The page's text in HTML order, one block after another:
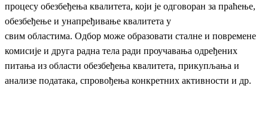
процесу обезбеђења квалитета, који је одговоран за праћење,
обезбеђење и унапређивање квалитета у
свим областима. Одбор може образовати сталне и повремене
комисије и друга радна тела ради проучавања одређених
питања из области обезбеђења квалитета, прикупљања и
анализе података, спровођења конкретних активности и др.